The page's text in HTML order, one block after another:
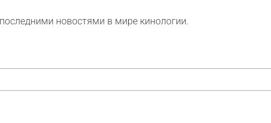
новостями в мире кинологии.